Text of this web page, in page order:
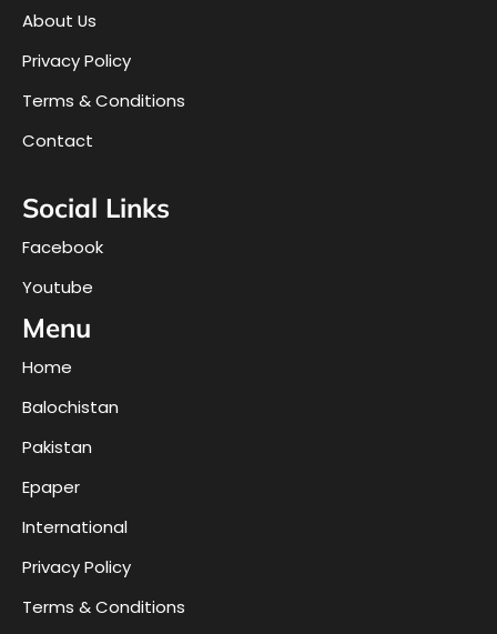
About Us
Privacy Policy
Terms & Conditions
Contact
Social Links
Facebook
Youtube
Menu
Home
Balochistan
Pakistan
Epaper
International
Privacy Policy
Terms & Conditions